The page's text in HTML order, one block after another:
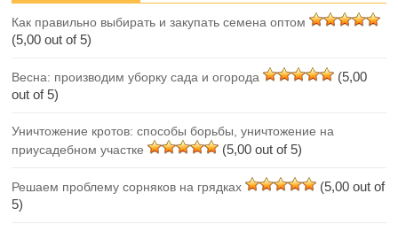
Как правильно выбирать и закупать семена оптом
(5,00 out of 5)
Весна: производим уборку сада и огорода
(5,00
out of 5)
Уничтожение кротов: способы борьбы, уничтожение на
приусадебном участке
(5,00 out of 5)
Решаем проблему сорняков на грядках
(5,00 out of
5)